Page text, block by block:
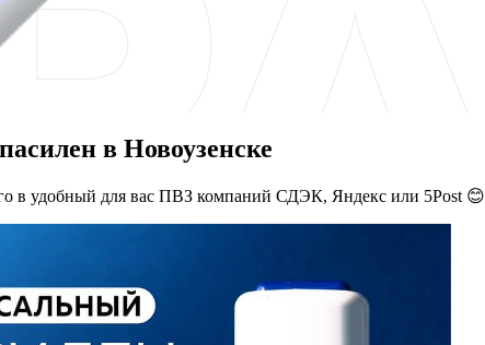
в Новоузенске
в удобный для вас ПВЗ компаний СДЭК, Яндекс или 5Post 😊